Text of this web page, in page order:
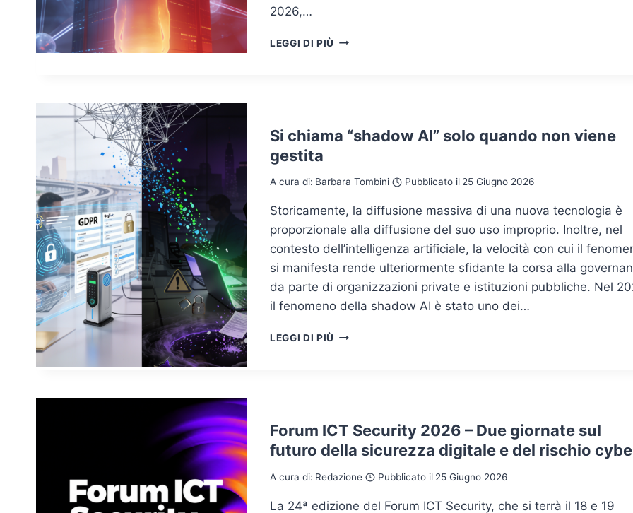
2026,…
LEGGI DI PIÙ OLTRE
COME
QUARTO
SICUREZZA
DEGLI
AGENTI
AI
Si chiama “shadow AI” solo quando non viene
gestita
A cura di: Barbara Tombini Pubblicato il 25 Giugno 2026
Storicamente, la diffusione massiva di una nuova tecnologia è
proporzionale alla diffusione del suo uso improprio. Inoltre, nel
contesto dell’intelligenza artificiale, la velocità con cui il
si manifesta rende ulteriormente sfidante la corsa alla
da parte di organizzazioni private e istituzioni pubbliche. Nel
il fenomeno della shadow AI è stato uno dei…
LEGGI DI PIÙ SI
NON
VIENE
GESTITA
Forum ICT Security 2026 – Due giornate sul
futuro della sicurezza digitale e del rischio
A cura di: Redazione Pubblicato il 25 Giugno 2026
La 24ª edizione del Forum ICT Security, che si terrà il 18 e 19